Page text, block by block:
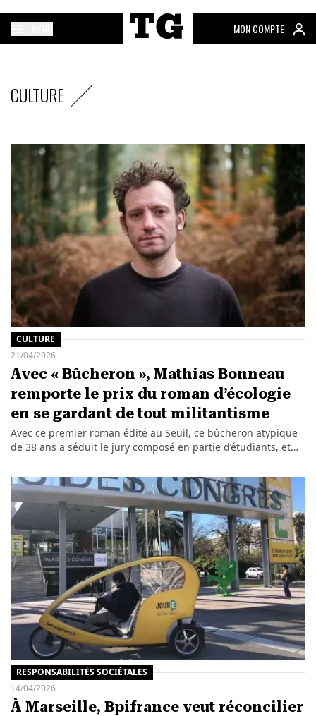
MON COMPTE
CULTURE
CULTURE
21/04/2026
Avec « Bûcheron », Mathias Bonneau
remporte le prix du roman d’écologie
en se gardant de tout militantisme
Avec ce premier roman édité au Seuil, ce bûcheron atypique
de 38 ans a séduit le jury composé en partie d’étudiants, et…
RESPONSABILITÉS SOCIÉTALES
14/04/2026
À Marseille, Bpifrance veut réconcilier